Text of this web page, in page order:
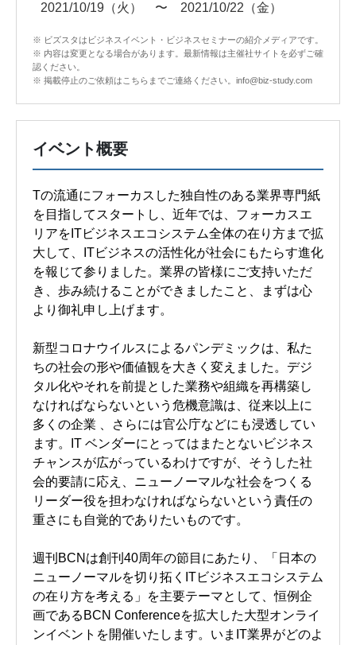
2021/10/19（火） 〜 2021/10/22（金）
※ ビズスタはビジネスイベント・ビジネスセミナーの紹介メディアです。
※ 内容は変更となる場合があります。最新情報は主催社サイトを必ずご確
認ください。
※ 掲載停止のご依頼はこちらまでご連絡ください。info@biz-study.com
イベント概要
Tの流通にフォーカスした独自性のある業界専門紙
を目指してスタートし、近年では、フォーカスエ
リアをITビジネスエコシステム全体の在り方まで拡
大して、ITビジネスの活性化が社会にもたらす進化
を報じて参りました。業界の皆様にご支持いただ
き、歩み続けることができましたこと、まずは心
より御礼申し上げます。
新型コロナウイルスによるパンデミックは、私た
ちの社会の形や価値観を大きく変えました。デジ
タル化やそれを前提とした業務や組織を再構築し
なければならないという危機意識は、従来以上に
多くの企業 、さらには官公庁などにも浸透してい
ます。IT ベンダーにとってはまたとないビジネス
チャンスが広がっているわけですが、そうした社
会的要請に応え、ニューノーマルな社会をつくる
リーダー役を担わなければならないという責任の
重さにも自覚的でありたいものです。
週刊BCNは創刊40周年の節目にあたり、「日本の
ニューノーマルを切り拓くITビジネスエコシステム
の在り方を考える」を主要テーマとして、恒例企
画であるBCN Conferenceを拡大した大型オンライ
ンイベントを開催いたします。いまIT業界がどのよ